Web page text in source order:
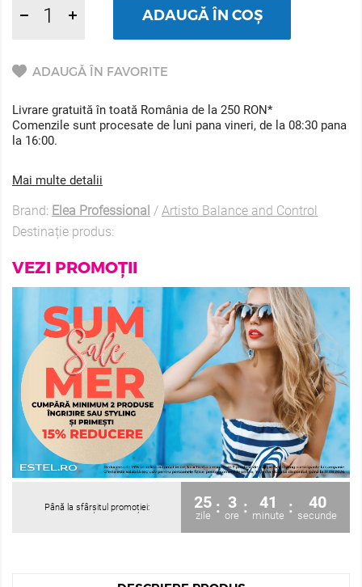
ADAUGĂ ÎN COȘ
ADAUGĂ ÎN FAVORITE
Livrare gratuită în toată România de la 250 RON*
Comenzile sunt procesate de luni pana vineri, de la 08:30 pana
la 16:00.
Mai multe detalii
Brand: Elea Professional / Artisto Balance and Control
Destinație produs:
VEZI PROMOȚII
Până la sfârșitul promoției: 25
zile : 3
ore : 41
minute : 38
secunde